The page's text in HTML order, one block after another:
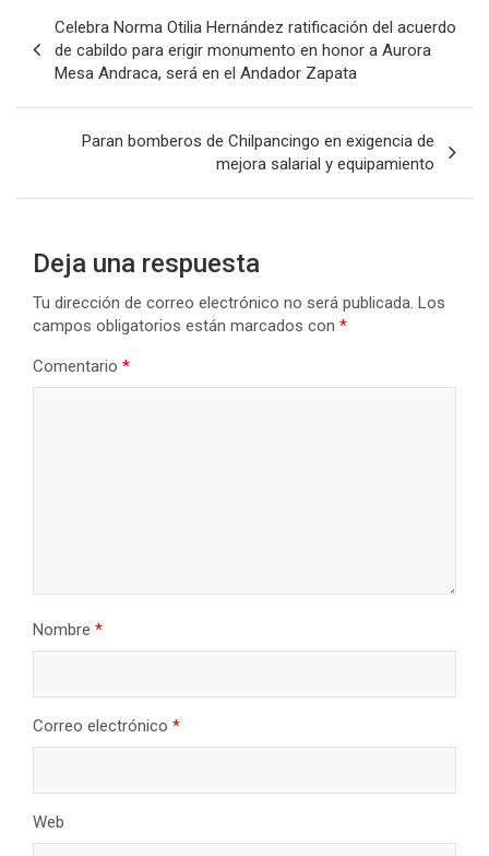
de
entradas
Celebra Norma Otilia Hernández ratificación del acuerdo
de cabildo para erigir monumento en honor a Aurora
Mesa Andraca, será en el Andador Zapata
Paran bomberos de Chilpancingo en exigencia de
mejora salarial y equipamiento
Deja una respuesta
Tu dirección de correo electrónico no será publicada. Los
campos obligatorios están marcados con *
Comentario *
Nombre *
Correo electrónico *
Web